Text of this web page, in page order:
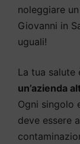
noleggiare
Giovanni in
uguali!
La tua
un’azienda
Ogni singolo
deve essere